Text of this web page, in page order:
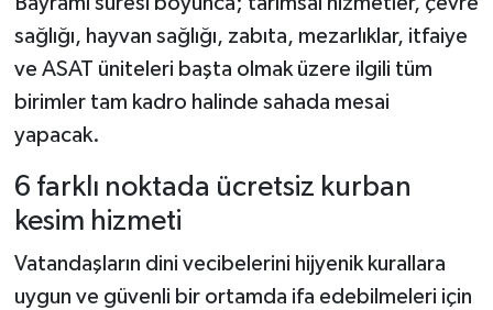
sağlığı, hayvan sağlığı, zabıta, mezarlıklar, itfaiye
ve ASAT üniteleri başta olmak üzere ilgili tüm
birimler tam kadro halinde sahada mesai
yapacak.
6 farklı noktada ücretsiz kurban
kesim hizmeti
Vatandaşların dini vecibelerini hijyenik kurallara
uygun ve güvenli bir ortamda ifa edebilmeleri için